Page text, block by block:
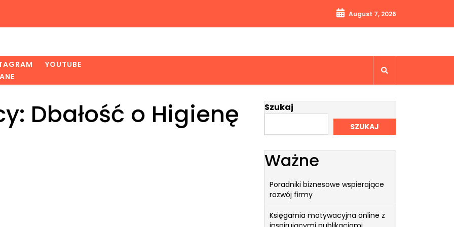
August 7, 2026
YOUTUBE
Dbałość o Higienę
Szukaj
SZUKAJ
Ważne
Poradniki biznesowe wspierające
rozwój firmy
Księgarnia motywacyjna online z